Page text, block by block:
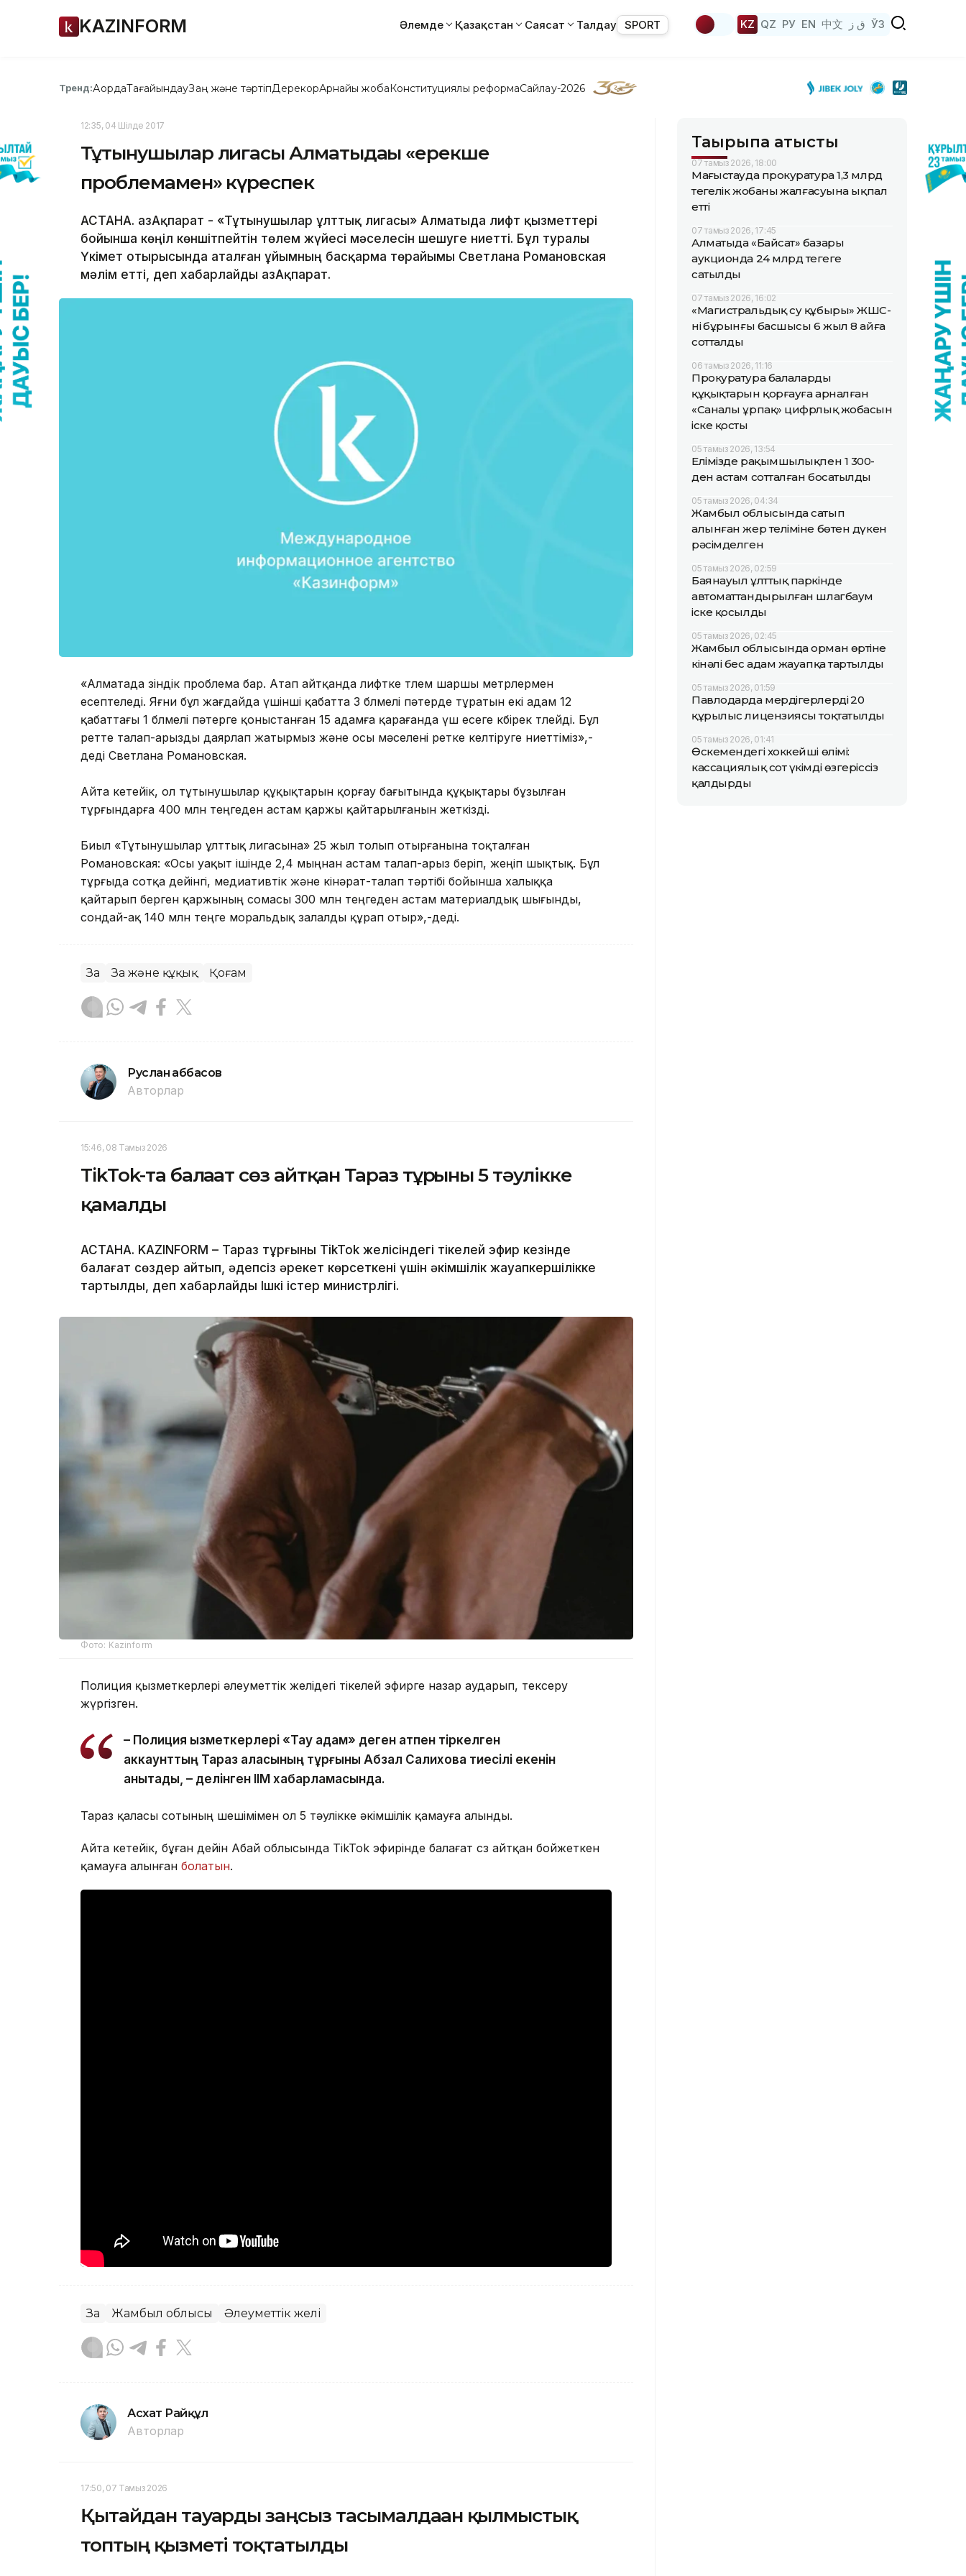
KAZINFORM Әлемде Қазақстан Саясат Талдау SPORT KZ QZ РУ EN 中文 ق ز ЎЗ
Тренд:АқордаТағайындауЗаң және тәртіпДерекқорАрнайы жобаКонституциялық реформаСайлау-2026
12:35, 04 Шілде 2017
Тұтынушылар лигасы Алматыдағы «ерекше
проблемамен» күреспек
АСТАНА. ҚазАқпарат - «Тұтынушылар ұлттық лигасы» Алматыда лифт қызметтері
бойынша көңіл көншітпейтін төлем жүйесі мәселесін шешуге ниетті. Бұл туралы
Үкімет отырысында аталған ұйымның басқарма төрайымы Светлана Романовская
мәлім етті, деп хабарлайды ҚазАқпарат.
«Алматада өзіндік проблема бар. Атап айтқанда лифтке төлем шаршы метрлермен
есептеледі. Яғни бұл жағдайда үшінші қабатта 3 бөлмелі пәтерде тұратын екі адам 12
қабаттағы 1 бөлмелі пәтерге қоныстанған 15 адамға қарағанда үш есеге көбірек төлейді. Бұл
ретте талап-арызды даярлап жатырмыз және осы мәселені ретке келтіруге ниеттіміз»,-
деді Светлана Романовская.
Айта кетейік, ол тұтынушылар құқықтарын қорғау бағытында құқықтары бұзылған
тұрғындарға 400 млн теңгеден астам қаржы қайтарылғанын жеткізді.
Биыл «Тұтынушылар ұлттық лигасына» 25 жыл толып отырғанына тоқталған
Романовская: «Осы уақыт ішінде 2,4 мыңнан астам талап-арыз беріп, жеңіп шықтық. Бұл
тұрғыда сотқа дейінгі, медиативтік және кінәрат-талап тәртібі бойынша халыққа
қайтарып берген қаржының сомасы 300 млн теңгеден астам материалдық шығынды,
сондай-ақ 140 млн теңге моральдық залалды құрап отыр»,-деді.
Заң Заң және құқық Қоғам
Руслан Ғаббасов
Авторлар
15:46, 08 Тамыз 2026
TikTok-та балағат сөз айтқан Тараз тұрғыны 5 тәулікке
қамалды
АСТАНА. KAZINFORM – Тараз тұрғыны TikTok желісіндегі тікелей эфир кезінде
балағат сөздер айтып, әдепсіз әрекет көрсеткені үшін әкімшілік жауапкершілікке
тартылды, деп хабарлайды Ішкі істер министрлігі.
Фото: Kazinform
Полиция қызметкерлері әлеуметтік желідегі тікелей эфирге назар аударып, тексеру
жүргізген.
– Полиция қызметкерлері «Тау адам» деген атпен тіркелген
аккаунттың Тараз қаласының тұрғыны Абзал Салиховқа тиесілі екенін
анықтады, – делінген ІІМ хабарламасында.
Тараз қаласы сотының шешімімен ол 5 тәулікке әкімшілік қамауға алынды.
Айта кетейік, бұған дейін Абай облысында TikTok эфирінде балағат сөз айтқан бойжеткен
қамауға алынған болатын.
Заң Жамбыл облысы Әлеуметтік желі
Асхат Райқұл
Авторлар
17:50, 07 Тамыз 2026
Қытайдан тауарды заңсыз тасымалдаған қылмыстық
топтың қызметі тоқтатылды
Тақырыпқа қатысты
07 тамыз 2026, 18:00
Маңғыстауда прокуратура 1,3 млрд
теңгелік жобаның жалғасуына ықпал
етті
07 тамыз 2026, 17:45
Алматыда «Байсат» базары
аукционда 24 млрд теңгеге
сатылды
07 тамыз 2026, 16:02
«Магистральдық су құбыры» ЖШС-
нің бұрынғы басшысы 6 жыл 8 айға
сотталды
06 тамыз 2026, 11:16
Прокуратура балалардың
құқықтарын қорғауға арналған
«Саналы ұрпақ» цифрлық жобасын
іске қосты
05 тамыз 2026, 13:54
Елімізде рақымшылықпен 1 300-
ден астам сотталған босатылды
05 тамыз 2026, 04:34
Жамбыл облысында сатып
алынған жер теліміне бөтен дүкен
рәсімделген
05 тамыз 2026, 02:59
Баянауыл ұлттық паркінде
автоматтандырылған шлагбаум
іске қосылды
05 тамыз 2026, 02:45
Жамбыл облысында орман өртіне
кінәлі бес адам жауапқа тартылды
05 тамыз 2026, 01:59
Павлодарда мердігерлердің 20
құрылыс лицензиясы тоқтатылды
05 тамыз 2026, 01:41
Өскемендегі хоккейші өлімі:
кассациялық сот үкімді өзгеріссіз
қалдырды